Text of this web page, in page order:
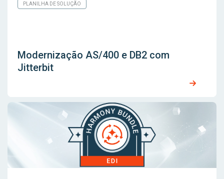
PLANILHA DE SOLUÇÃO
Modernização AS/400 e DB2 com
Jitterbit